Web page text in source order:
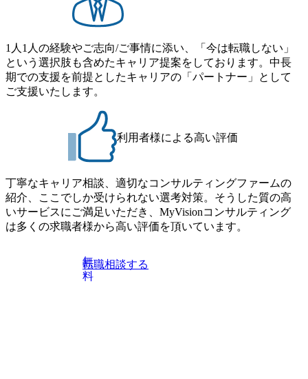
1人1人の経験やご志向/ご事情に添い、「今は転職しない」
という選択肢も含めたキャリア提案をしております。中長
期での支援を前提としたキャリアの「パートナー」として
ご支援いたします。
利用者様による高い評価
丁寧なキャリア相談、適切なコンサルティングファームの
紹介、ここでしか受けられない選考対策。そうした質の高
いサービスにご満足いただき、MyVisionコンサルティング
は多くの求職者様から高い評価を頂いています。
無
料
転職相談する